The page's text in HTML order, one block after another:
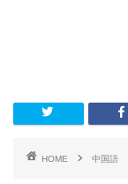
HOME 中国語